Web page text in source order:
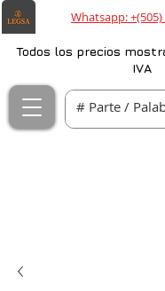
Whatsapp: +(505)
Todos los precios
IVA